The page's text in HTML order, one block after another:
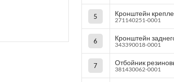
5 Кронштейн
271140251-0001
6 Кронштейн
343390018-0001
7 Отбойник
381430062-0001